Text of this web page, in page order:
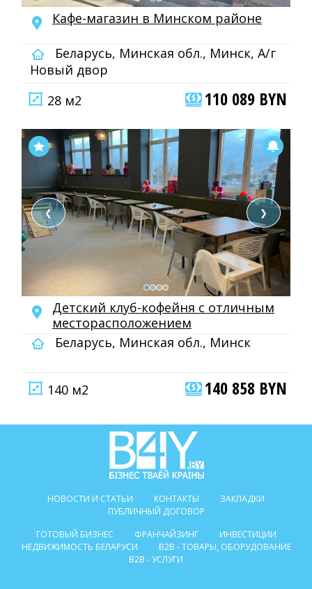
Кафе-магазин в Минском районе
Беларусь, Минская обл., Минск, А/г
Новый двор
28 м2
110 089 BYN
❮ ❯
Детский клуб-кофейня с отличным
месторасположением
Беларусь, Минская обл., Минск
140 м2 140 858 BYN
НОВОСТИ И СТАТЬИ КОНТАКТЫ
ЗАКЛАДКИ
ПУБЛИЧНЫЙ ДОГОВОР
ГОТОВЫЙ БИЗНЕС
ФРАНЧАЙЗИНГ
ИНВЕСТИЦИИ
НЕДВИЖИМОСТЬ БЕЛАРУСИ
B2B - ТОВАРЫ, ОБОРУДОВАНИЕ
B2B - УСЛУГИ